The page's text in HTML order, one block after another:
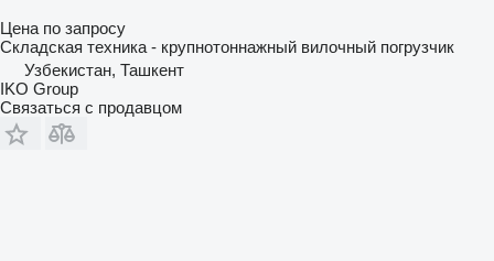
Цена по запросу
Складская техника - крупнотоннажный вилочный погрузчик
Узбекистан, Ташкент
IKO Group
Связаться с продавцом